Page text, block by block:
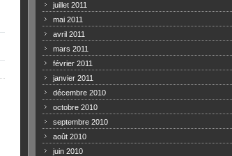
juillet 2011
mai 2011
avril 2011
mars 2011
février 2011
janvier 2011
décembre 2010
octobre 2010
septembre 2010
août 2010
juin 2010